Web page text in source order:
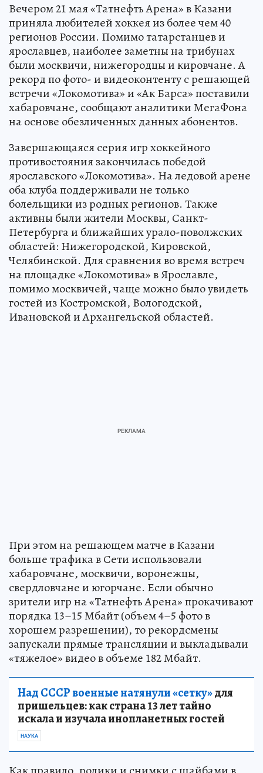
Вечером 21 мая «Татнефть Арена» в Казани
приняла любителей хоккея из более чем 40
регионов России. Помимо татарстанцев и
ярославцев, наиболее заметны на трибунах
были москвичи, нижегородцы и кировчане. А
рекорд по фото- и видеоконтенту с решающей
встречи «Локомотива» и «Ак Барса» поставили
хабаровчане, сообщают аналитики МегаФона
на основе обезличенных данных абонентов.
Завершающаяся серия игр хоккейного
противостояния закончилась победой
ярославского «Локомотива». На ледовой арене
оба клуба поддерживали не только
болельщики из родных регионов. Также
активны были жители Москвы, Санкт-
Петербурга и ближайших урало-поволжских
областей: Нижегородской, Кировской,
Челябинской. Для сравнения во время встреч
на площадке «Локомотива» в Ярославле,
помимо москвичей, чаще можно было увидеть
гостей из Костромской, Вологодской,
Ивановской и Архангельской областей.
При этом на решающем матче в Казани
больше трафика в Сети использовали
хабаровчане, москвичи, воронежцы,
свердловчане и югорчане. Если обычно
зрители игр на «Татнефть Арена» прокачивают
порядка 13–15 Мбайт (объем 4–5 фото в
хорошем разрешении), то рекордсмены
запускали прямые трансляции и выкладывали
«тяжелое» видео в объеме 182 Мбайт.
Над СССР военные натянули «сетку»для
пришельцев: как страна 13 лет тайно
искала и изучала инопланетных гостей
НАУКА